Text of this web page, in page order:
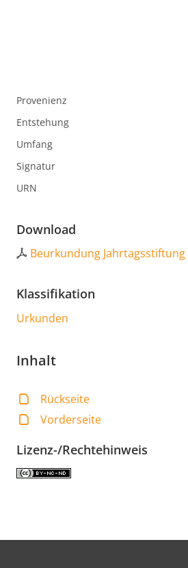
Provenienz
Entstehung
Umfang
Signatur
URN
Download
Beurkundung Jahrtagsstiftung
Klassifikation
Urkunden
Inhalt
Rückseite
Vorderseite
Lizenz-/Rechtehinweis